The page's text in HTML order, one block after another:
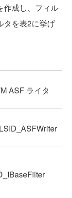
作成し、フィル
タを表2に挙げ
ASF ライタ